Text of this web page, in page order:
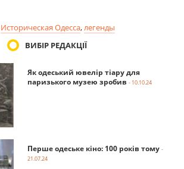
Историческая Одесса, легенды
ВИБІР РЕДАКЦІЇ
Як одеський ювелір тіару для
паризького музею зробив - 10.10.24
Перше одеське кіно: 100 років тому -
21.07.24